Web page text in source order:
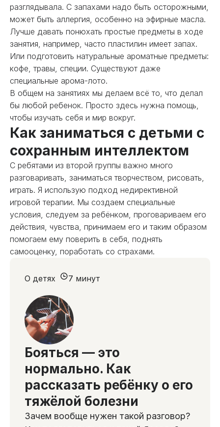
разглядывала. С запахами надо быть осторожными,
может быть аллергия, особенно на эфирные масла.
Лучше давать понюхать простые предметы в ходе
занятия, например, часто пластилин имеет запах.
Или подготовить натуральные ароматные предметы:
кофе, травы, специи. Существуют даже
специальные арома-лото.
В общем на занятиях мы делаем всё то, что делал
бы любой ребенок. Просто здесь нужна помощь,
чтобы изучать себя и мир вокруг.
Как заниматься с детьми с
сохранным интеллектом
С ребятами из второй группы важно много
разговаривать, заниматься творчеством, рисовать,
играть. Я использую подход недирективной
игровой терапии. Мы создаем специальные
условия, следуем за ребёнком, проговариваем его
действия, чувства, принимаем его и таким образом
помогаем ему поверить в себя, поднять
самооценку, поработать со страхами.
Бояться — это
нормально. Как
рассказать ребёнку о его
тяжёлой болезни
Зачем вообще нужен такой разговор?
О детях 7 минут